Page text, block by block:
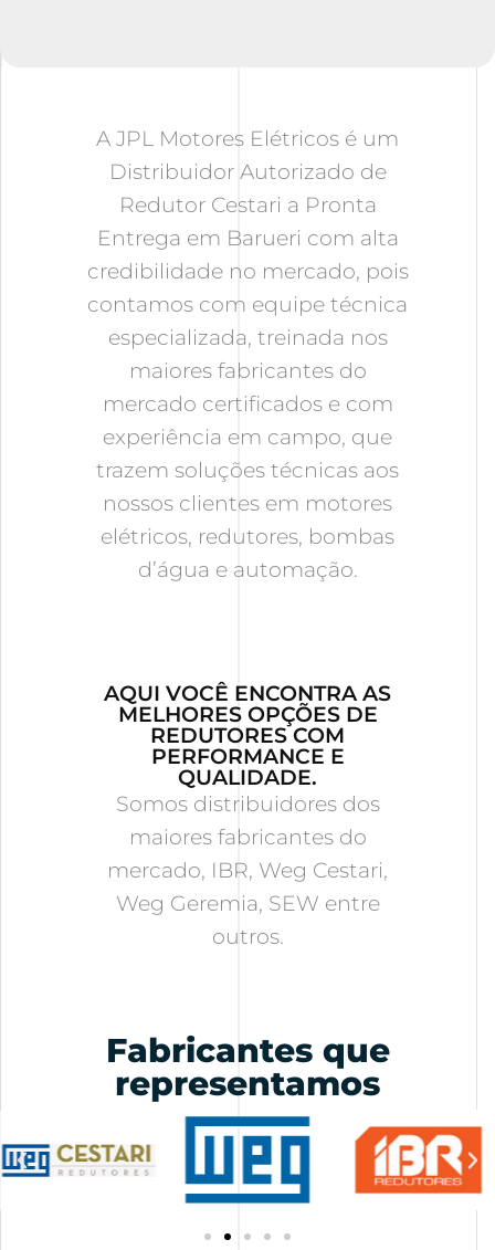
A JPL Motores Elétricos é um
Distribuidor Autorizado de
Redutor Cestari a Pronta
Entrega em Barueri com alta
credibilidade no mercado, pois
contamos com equipe técnica
especializada, treinada nos
maiores fabricantes do
mercado certificados e com
experiência em campo, que
trazem soluções técnicas aos
nossos clientes em motores
elétricos, redutores, bombas
d’água e automação.
AQUI VOCÊ ENCONTRA AS
MELHORES OPÇÕES DE
REDUTORES COM
PERFORMANCE E
QUALIDADE.
Somos distribuidores dos
maiores fabricantes do
mercado, IBR, Weg Cestari,
Weg Geremia, SEW entre
outros.
Fabricantes que
representamos